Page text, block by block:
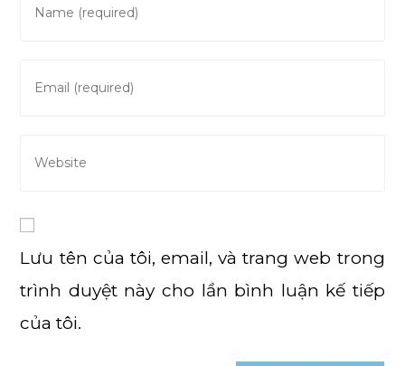
your
username
your
your
URL
Lưu tên của tôi, email, và trang web trong
trình duyệt này cho lần bình luận kế tiếp
của tôi.